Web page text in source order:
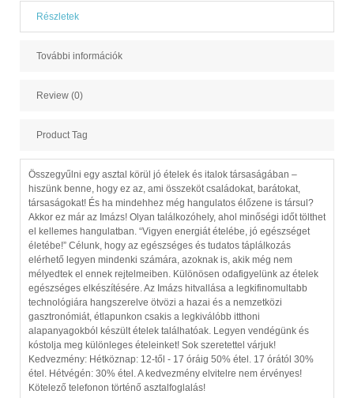
Részletek
További információk
Review (0)
Product Tag
Összegyűlni egy asztal körül jó ételek és italok társaságában –
hiszünk benne, hogy ez az, ami összeköt családokat, barátokat,
társaságokat! És ha mindehhez még hangulatos élőzene is társul?
Akkor ez már az Imázs! Olyan találkozóhely, ahol minőségi időt tölthet
el kellemes hangulatban. “Vigyen energiát ételébe, jó egészséget
életébe!” Célunk, hogy az egészséges és tudatos táplálkozás
elérhető legyen mindenki számára, azoknak is, akik még nem
mélyedtek el ennek rejtelmeiben. Különösen odafigyelünk az ételek
egészséges elkészítésére. Az Imázs hitvallása a legkifinomultabb
technológiára hangszerelve ötvözi a hazai és a nemzetközi
gasztronómiát, étlapunkon csakis a legkiválóbb itthoni
alapanyagokból készült ételek találhatóak. Legyen vendégünk és
kóstolja meg különleges ételeinket! Sok szeretettel várjuk!
Kedvezmény: Hétköznap: 12-től - 17 óráig 50% étel. 17 órától 30%
étel. Hétvégén: 30% étel. A kedvezmény elvitelre nem érvényes!
Kötelező telefonon történő asztalfoglalás!